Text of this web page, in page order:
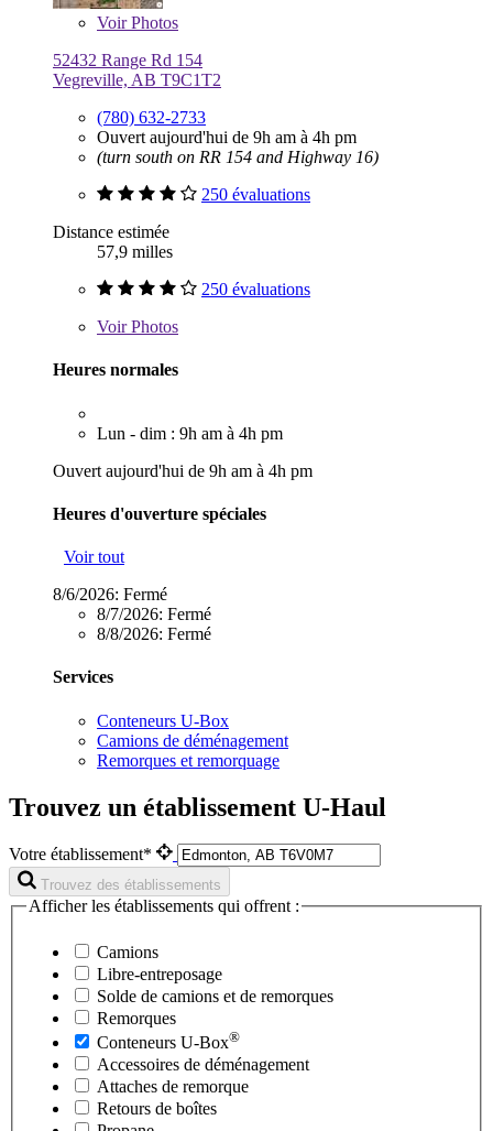
VoirPhotos
52432 Range Rd 154
Vegreville, AB T9C1T2
(780) 632-2733
Ouvert aujourd'hui de 9h am à 4h pm
(turn south on RR 154 and Highway 16)
250 évaluations
Distance estimée
57,9 milles
250 évaluations
VoirPhotos
Heures normales
Lun - dim : 9h am à 4h pm
Ouvert aujourd'hui de 9h am à 4h pm
Heures d'ouverture spéciales
Voir tout
8/6/2026: Fermé
8/7/2026: Fermé
8/8/2026: Fermé
Services
Conteneurs U-Box
Camions de déménagement
Remorques et remorquage
Trouvez un établissement U-Haul
Votre établissement*
Trouvez des établissements
Afficher les établissements qui offrent :
Camions
Libre-entreposage
Solde de camions et de remorques
Remorques
Conteneurs U-Box®
Accessoires de déménagement
Attaches de remorque
Retours de boîtes